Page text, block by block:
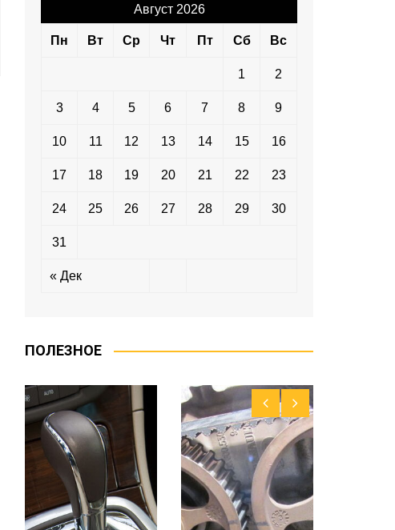
Август 2026
Пн Вт Ср Чт Пт Сб Вс
« Дек
1 2
3 4 5 6 7 8 9
10 11 12 13 14 15 16
17 18 19 20 21 22 23
24 25 26 27 28 29 30
31
ПОЛЕЗНОЕ